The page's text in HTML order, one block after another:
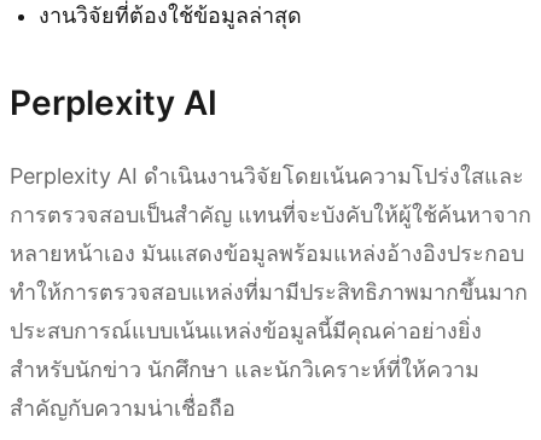
งานวิจัยที่ต้องใช้ข้อมูลล่าสุด
Perplexity AI
Perplexity AI ดำเนินงานวิจัยโดยเน้นความโปร่งใสและ
การตรวจสอบเป็นสำคัญ แทนที่จะบังคับให้ผู้ใช้ค้นหาจาก
หลายหน้าเอง มันแสดงข้อมูลพร้อมแหล่งอ้างอิงประกอบ
ทำให้การตรวจสอบแหล่งที่มามีประสิทธิภาพมากขึ้นมาก
ประสบการณ์แบบเน้นแหล่งข้อมูลนี้มีคุณค่าอย่างยิ่ง
สำหรับนักข่าว นักศึกษา และนักวิเคราะห์ที่ให้ความ
สำคัญกับความน่าเชื่อถือ